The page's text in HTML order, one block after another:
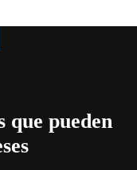
que pueden